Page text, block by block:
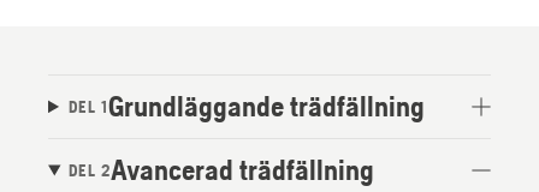
DEL 1Grundläggande trädfällning
DEL 2Avancerad trädfällning